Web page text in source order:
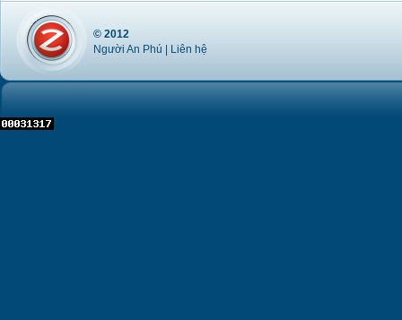
© 2012
Người An Phú | Liên hệ